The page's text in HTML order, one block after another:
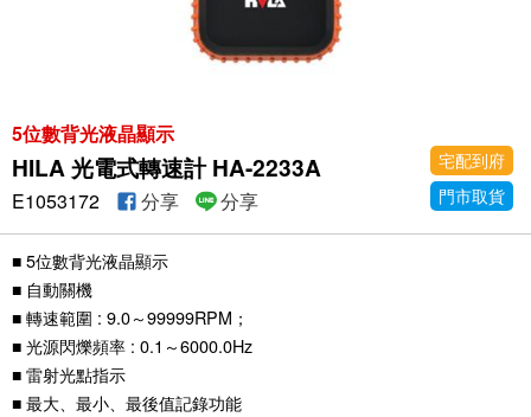
5位數背光液晶顯示
HILA 光電式轉速計 HA-2233A
宅配到府
門市取貨
E1053172 分享 分享
■ 5位數背光液晶顯示
■ 自動關機
■ 轉速範圍 : 9.0～99999RPM；
■ 光源閃爍頻率 : 0.1～6000.0Hz
■ 雷射光點指示
■ 最大、最小、最後值記錄功能